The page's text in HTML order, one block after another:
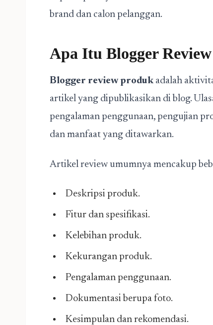
brand dan calon pelanggan.
Apa Itu Blogger
Blogger review produkadalah
artikel yang dipublikasikan di blog.
pengalaman penggunaan, pengujian
dan manfaat yang ditawarkan.
Artikel review umumnya mencakup
Deskripsi produk.
Fitur dan spesifikasi.
Kelebihan produk.
Kekurangan produk.
Pengalaman penggunaan.
Dokumentasi berupa foto.
Kesimpulan dan rekomendasi.